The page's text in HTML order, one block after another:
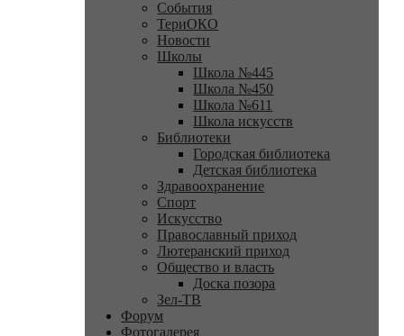
События
ТериОКО
Новости
Школы
Школа №445
Школа №450
Школа №611
Школа искусств
Библиотеки
Городская библиотека
Детская библиотека
Здравоохранение
Спорт
Искусство
Православный приход
Лютеранский приход
Общество и власть
Доска позора
Зел-ТВ
Форум
Фотогалерея